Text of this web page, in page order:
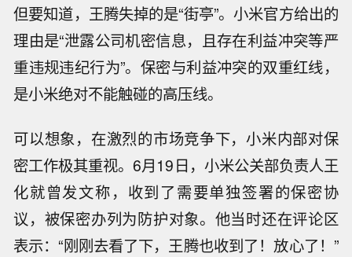
但要知道，王腾失掉的是“街亭”。小米官方给出的
理由是“泄露公司机密信息，且存在利益冲突等严
重违规违纪行为”。保密与利益冲突的双重红线，
是小米绝对不能触碰的高压线。
可以想象，在激烈的市场竞争下，小米内部对保
密工作极其重视。6月19日，小米公关部负责人王
化就曾发文称，收到了需要单独签署的保密协
议，被保密办列为防护对象。他当时还在评论区
表示：“刚刚去看了下，王腾也收到了！放心了！”